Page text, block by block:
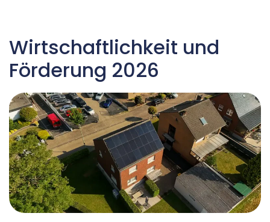
Wirtschaftlichkeit und
Förderung 2026